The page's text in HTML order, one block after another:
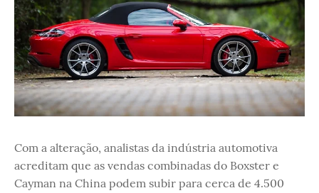
Com a alteração, analistas da indústria automotiva
acreditam que as vendas combinadas do Boxster e
Cayman na China podem subir para cerca de 4.500